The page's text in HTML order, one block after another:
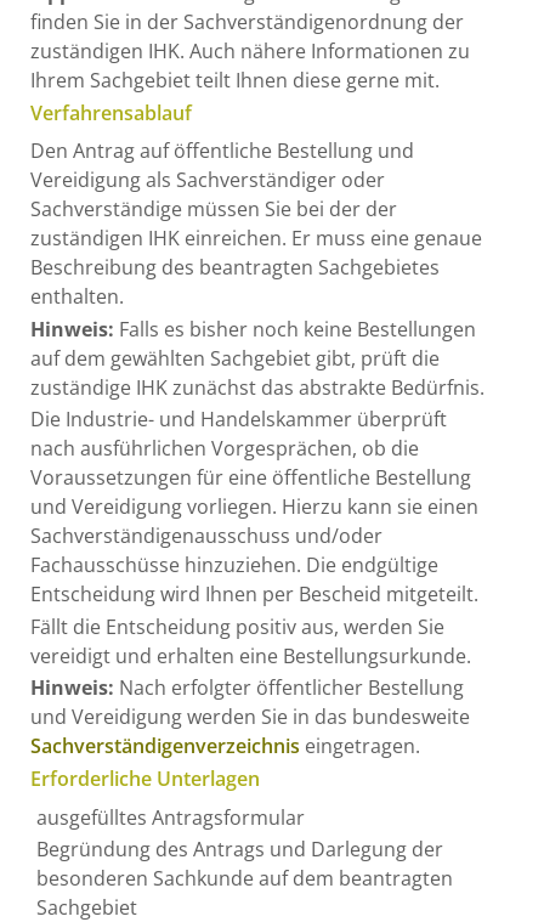
finden Sie in der Sachverständigenordnung der
zuständigen IHK. Auch nähere Informationen zu
Ihrem Sachgebiet teilt Ihnen diese gerne mit.
Verfahrensablauf
Den Antrag auf öffentliche Bestellung und
Vereidigung als Sachverständiger oder
Sachverständige müssen Sie bei der der
zuständigen IHK einreichen. Er muss eine genaue
Beschreibung des beantragten Sachgebietes
enthalten.
Hinweis: Falls es bisher noch keine Bestellungen
auf dem gewählten Sachgebiet gibt, prüft die
zuständige IHK zunächst das abstrakte Bedürfnis.
Die Industrie- und Handelskammer überprüft
nach ausführlichen Vorgesprächen, ob die
Voraussetzungen für eine öffentliche Bestellung
und Vereidigung vorliegen. Hierzu kann sie einen
Sachverständigenausschuss und/oder
Fachausschüsse hinzuziehen. Die endgültige
Entscheidung wird Ihnen per Bescheid mitgeteilt.
Fällt die Entscheidung positiv aus, werden Sie
vereidigt und erhalten eine Bestellungsurkunde.
Hinweis: Nach erfolgter öffentlicher Bestellung
und Vereidigung werden Sie in das bundesweite
Sachverständigenverzeichnis eingetragen.
Erforderliche Unterlagen
ausgefülltes Antragsformular
Begründung des Antrags und Darlegung der
besonderen Sachkunde auf dem beantragten
Sachgebiet